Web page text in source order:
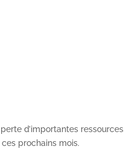
d’importantes
prochains mois.